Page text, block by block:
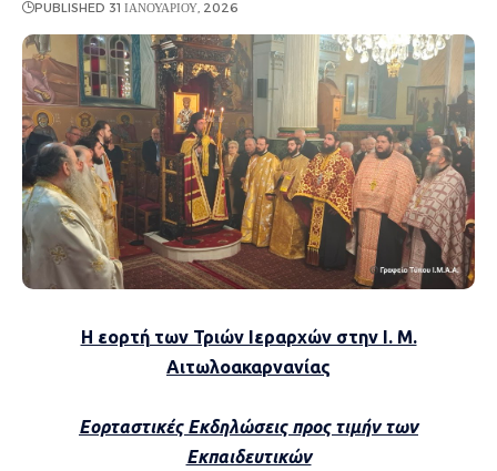
PUBLISHED 31 ΙΑΝΟΥΑΡΊΟΥ, 2026
Η εορτή των Τριών Ιεραρχών στην Ι. Μ.
Αιτωλοακαρνανίας
Εορταστικές Εκδηλώσεις προς τιμήν των
Εκπαιδευτικών